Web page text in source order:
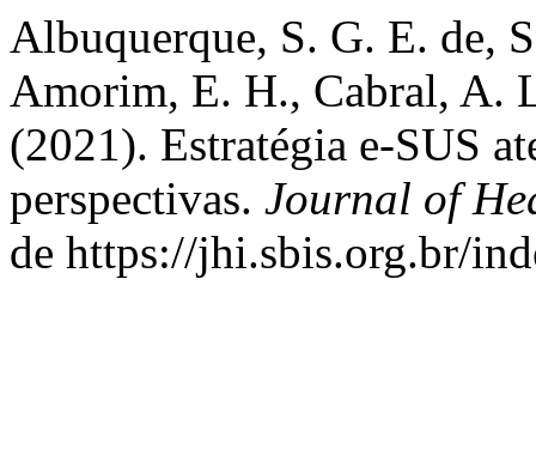
Albuquerque, S. G. E. de,
Amorim, E. H., Cabral, A.
(2021). Estratégia e-SUS
perspectivas. Journal of
de https://jhi.sbis.org.br/